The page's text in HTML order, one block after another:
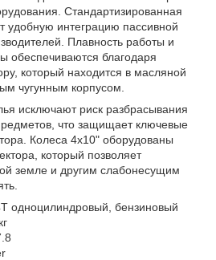
Стандартизированная
удобную интеграцию пассивной
Плавность работы и
обеспечиваются благодаря
который находится в масляной
чугунным корпусом.
исключают риск разбрасывания
что защищает ключевые
Колеса 4х10" оборудованы
который позволяет
земле и другим слабонесущим
бензиновый